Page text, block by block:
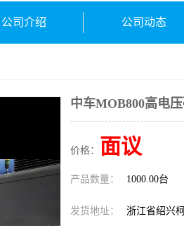
公司介绍 公司动态
中车MOB800高电
价格： 面议
产品数量： 1000.00台
发货地址： 浙江省绍兴